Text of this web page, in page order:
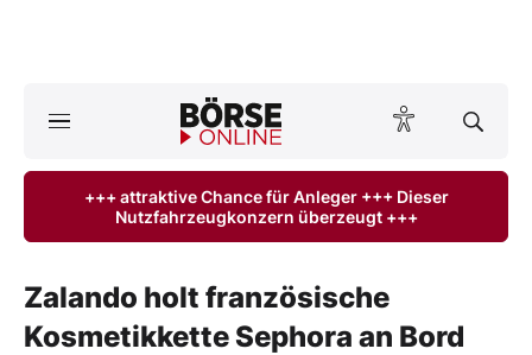
ktuelle Ausgabe BÖRSE ONLINE lesen
Finanz-Check
+++ attraktive Chance für Anleger +++ Dieser
Nutzfahrzeugkonzern überzeugt +++
Zalando holt französische
Kosmetikkette Sephora an Bord